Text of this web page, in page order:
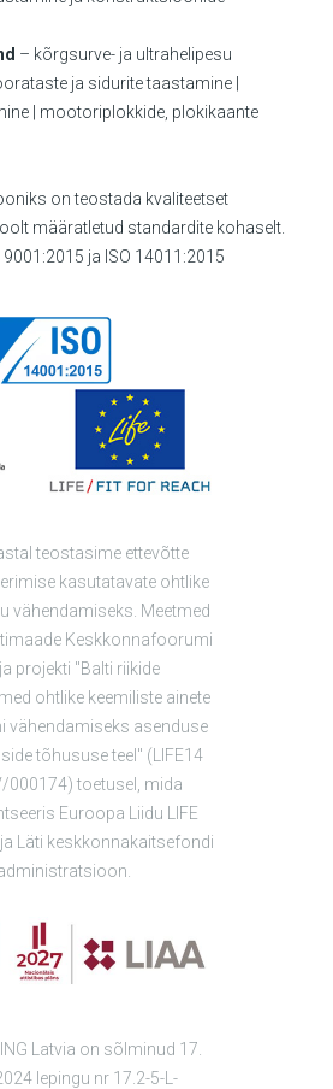
– kõrgsurve- ja ultrahelipesu
ja sidurite taastamine |
| mootoriplokkide, plokikaante
on teostada kvaliteetset
määratletud standardite kohaselt.
ja ISO 14011:2015
teostasime ettevõtte
kasutatavate ohtlike
vähendamiseks. Meetmed
Keskkonnafoorumi
projekti "Balti riikide
ohtlike keemiliste ainete
vähendamiseks asenduse
tõhususe teel" (LIFE14
000174) toetusel, mida
Euroopa Liidu LIFE
Läti keskkonnakaitsefondi
Latvia on sõlminud 17.
lepingu nr 17.2-5-L-